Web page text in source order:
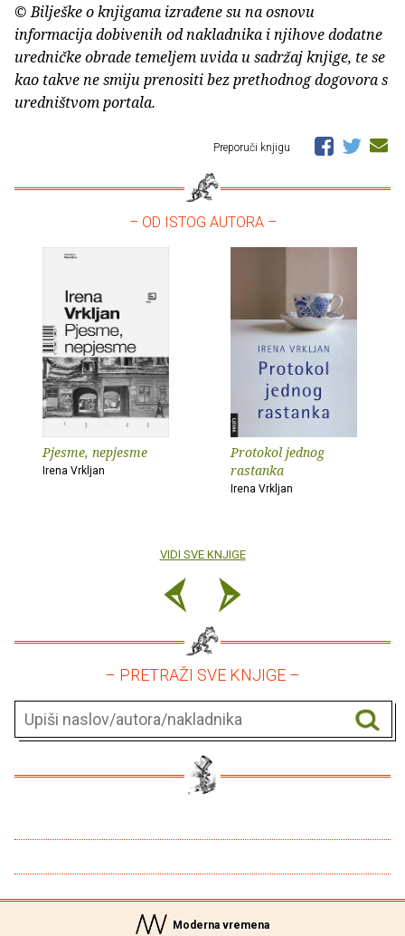
© Bilješke o knjigama izrađene su na osnovu
informacija dobivenih od nakladnika i njihove dodatne
uredničke obrade temeljem uvida u sadržaj knjige, te se
kao takve ne smiju prenositi bez prethodnog dogovora s
uredništvom portala.
Preporuči knjigu
– OD ISTOG AUTORA –
Pjesme, nepjesme
Irena Vrkljan
Protokol jednog
rastanka
Irena Vrkljan
VIDI SVE KNJIGE
– PRETRAŽI SVE KNJIGE –
Moderna vremena